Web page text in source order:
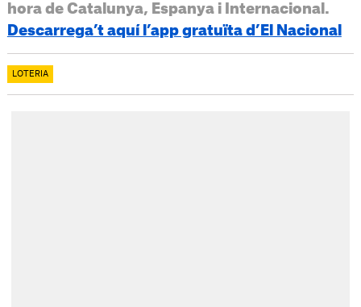
hora de Catalunya, Espanya i Internacional.
Descarrega’t aquí l’app gratuïta d’El Nacional
LOTERIA